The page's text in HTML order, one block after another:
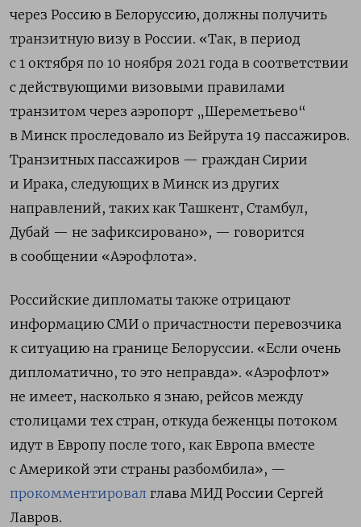
через Россию в Белоруссию, должны получить
транзитную визу в России. «Так, в период
с 1 октября по 10 ноября 2021 года в соответствии
с действующими визовыми правилами
транзитом через аэропорт „Шереметьево“
в Минск проследовало из Бейрута 19 пассажиров.
Транзитных пассажиров — граждан Сирии
и Ирака, следующих в Минск из других
направлений, таких как Ташкент, Стамбул,
Дубай — не зафиксировано», — говорится
в сообщении «Аэрофлота».
Российские дипломаты также отрицают
информацию СМИ о причастности перевозчика
к ситуацию на границе Белоруссии. «Если очень
дипломатично, то это неправда». «Аэрофлот»
не имеет, насколько я знаю, рейсов между
столицами тех стран, откуда беженцы потоком
идут в Европу после того, как Европа вместе
с Америкой эти страны разбомбила», —
прокомментировал глава МИД России Сергей
Лавров.